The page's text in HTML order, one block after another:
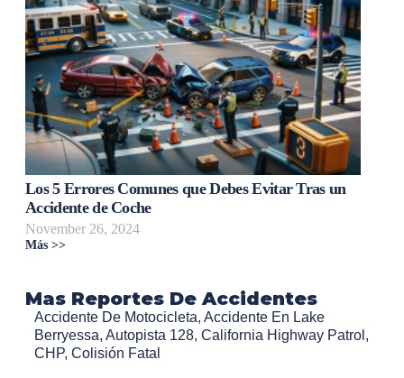
Los 5 Errores Comunes que Debes Evitar Tras un
Accidente de Coche
November 26, 2024
Más >>
Mas Reportes De Accidentes
Accidente De Motocicleta, Accidente En Lake
Berryessa, Autopista 128, California Highway Patrol ,
CHP, Colisión Fatal